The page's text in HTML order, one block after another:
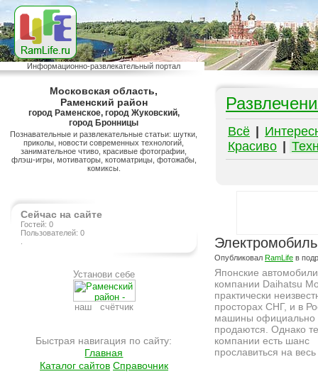
Информационно-развлекательный портал
Московская область,
Раменский район
город Раменское, город Жуковский,
город Бронницы
Познавательные и развлекательные статьи: шутки,
приколы, новости современных технологий,
занимательное чтиво, красивые фотографии,
флэш-игры, мотиваторы, котоматрицы, фотожабы,
комиксы.
Сейчас на сайте
Гостей: 0
Пользователей: 0
Установи себе
наш счётчик
Быстрая навигация по сайту:
Главная
Каталог сайтов Справочник
Всё
Красиво
Опубликовал RamLife в
Японские
компании Daihatsu
практически
просторах СНГ, и в
машины официально
продаются. Однако
компании есть шанс
прославиться на